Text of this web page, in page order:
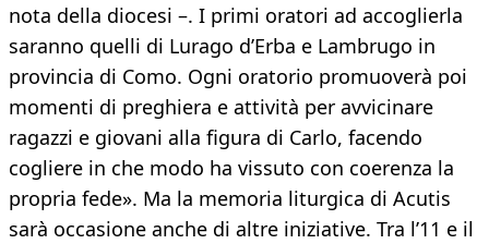
nota della diocesi –. I primi oratori ad accoglierla
saranno quelli di Lurago d’Erba e Lambrugo in
provincia di Como. Ogni oratorio promuoverà poi
momenti di preghiera e attività per avvicinare
ragazzi e giovani alla figura di Carlo, facendo
cogliere in che modo ha vissuto con coerenza la
propria fede». Ma la memoria liturgica di Acutis
sarà occasione anche di altre iniziative. Tra l’11 e il